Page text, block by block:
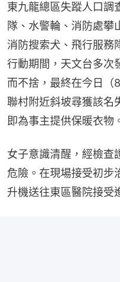
東九龍總區失蹤人口調
隊、水警輪、消防處攀
消防搜索犬、飛行服務
行動期間，天文台多次
而不捨，最終在今日（
聯村附近斜坡尋獲該名
即為事主提供保暖衣物
女子意識清醒，經檢查
危險。在現場接受初步
升機送往東區醫院接受